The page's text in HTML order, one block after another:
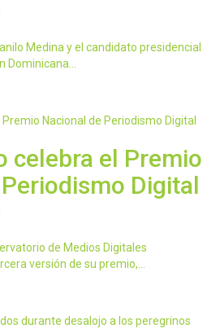
Medina y el candidato presidencial
Dominicana…
celebra el Premio
Digital
de Medios Digitales
versión de su premio,…